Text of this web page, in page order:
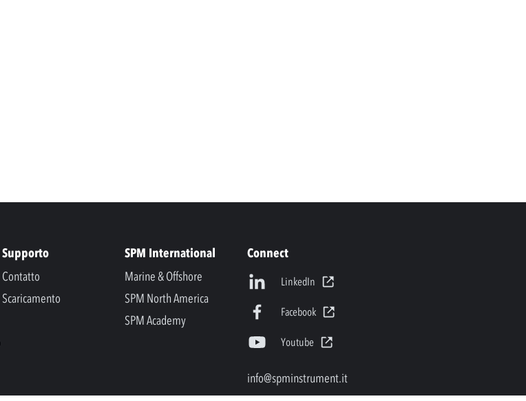
Supporto
Contatto
Scaricamento
SPM International
Marine & Offshore
SPM North America
SPM Academy
Connect
LinkedIn
Facebook
Youtube
info@spminstrument.it